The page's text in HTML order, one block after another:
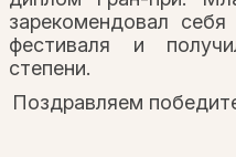
зарекомендовал
фестиваля и
степени.
Поздравляем